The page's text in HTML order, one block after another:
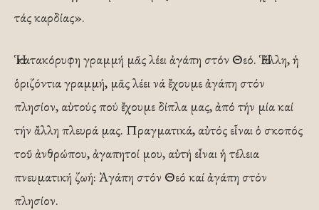
τάς καρδίας».
Ἡ κατακόρυφη γραμμή μᾶς λέει ἀγάπη στόν Θεό. Ἡ ἄλλη, ἡ
ὁριζόντια γραμμή, μᾶς λέει νά ἔχουμε ἀγάπη στόν
πλησίον, αὐτούς πού ἔχουμε δίπλα μας, ἀπό τήν μία καί
τήν ἄλλη πλευρά μας. Πραγματικά, αὐτός εἶναι ὁ σκοπός
τοῦ ἀνθρώπου, ἀγαπητοί μου, αὐτή εἶναι ἡ τέλεια
πνευματική ζωή: Ἀγάπη στόν Θεό καί ἀγάπη στόν
πλησίον.